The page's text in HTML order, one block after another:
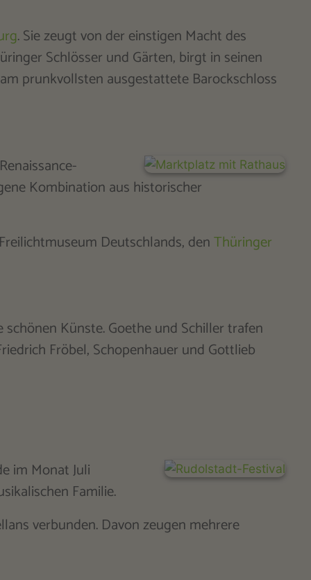
. Sie zeugt von der einstigen Macht des
Schlösser und Gärten, birgt in seinen
prunkvollsten ausgestattete Barockschloss
Kombination aus historischer
Deutschlands, denThüringer
Künste. Goethe und Schiller trafen
Fröbel, Schopenhauer und Gottlieb
im Monat Juli
Familie.
verbunden. Davon zeugen mehrere